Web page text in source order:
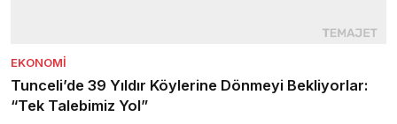
EKONOMI
Tunceli’de 39 Yıldır Köylerine Dönmeyi Bekliyorlar:
“Tek Talebimiz Yol”